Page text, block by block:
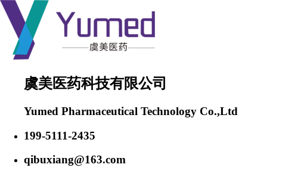
虞美医药科技有限公司
Yumed Pharmaceutical Technology Co.,Ltd
199-5111-2435
qibuxiang@163.com